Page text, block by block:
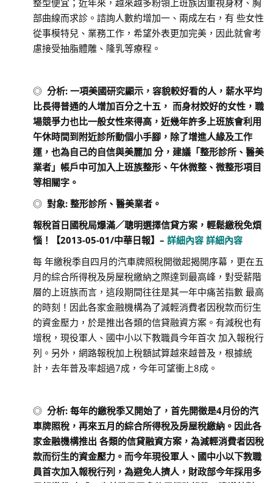
部曲線而求診。諮詢人數約增加一、兩成左右，有 些女性
從事模特兒、業務工作，希望外表更加完美，因此就會考
慮接受抽脂體雕、隆乳等療程。
◎ 分析: 一項美國研究顯示，容貌較好看的人，薪水平均
比長得普通的人增加百分之十五， 而身材姣好的女性，職
場競爭力也比一般女性來得高，近幾年許多上班族會利用
午休時間到附近診所動個小手腳，除了增進人緣及工作
運，也為自己的自信與美麗加 分，建議「整形診所、醫美
業者」帳戶中可加入上班族整形、午休微整、微整形項目
等相關字。
◎ 對象: 整形診所、醫美業者。
報稅首日國稅局爆滿／聰明選擇信貸方案，輕鬆繳稅免煩
惱！【2013-05-01/中華日報】 – 詳細內容 詳細內容
每 年繳稅季自四月的汽車牌照稅開徵起揭開序幕，更在五
月的綜合所得稅及房屋稅繳納之際達到最高峰，對受薪階
層的上班族而言，這段期間往往是其一年中痛苦指數 最高
的時刻！因此各家金融機構為了減輕消費者因稅款而衍生
的資金壓力，於是推出各類的信貸融資方案。有減稅也有
增稅，現役軍人、國中小以下教職員今年首次 加入報稅行
列。另外，網路報稅加上稅額試算越來越普及，根據統
計，去年普及率超過7成，今年可望衝上8成。
◎ 分析: 每年的繳稅季又開始了，首先開徵是4月份的汽
車牌照稅，再來五月的綜合所得稅及房屋稅繳納。因此各
家金融機構推出 各類的信貸融資方案，為減輕消費者因稅
款而衍生的資金壓力。而今年現役軍人、國中小以下教職
員首次加入報稅行列，為避免人擠人，財政部今年採用多